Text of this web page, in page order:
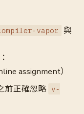
vapor 與
assignment）
前正確忽略 v-